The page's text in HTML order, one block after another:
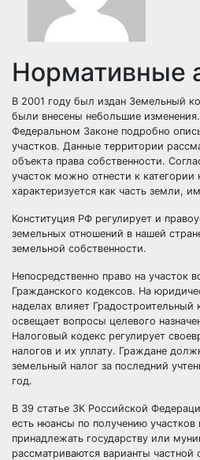
Нормативные
В 2001 году был издан Земельный
были внесены небольшие
Федеральном Законе подробно
участков. Данные территории
объекта права собственности.
участок можно отнести к
характеризуется как часть земли,
Конституция РФ регулирует и
земельных отношений в нашей
земельной собственности.
Непосредственно право на участок
Гражданского кодексов. На
наделах влияет
освещает вопросы целевого
Налоговый кодекс регулирует
налогов и их уплату. Граждане
земельный налог за последний
год.
В 39 статье ЗК Российской
есть нюансы по получению
принадлежать государству или
рассматриваются варианты частной